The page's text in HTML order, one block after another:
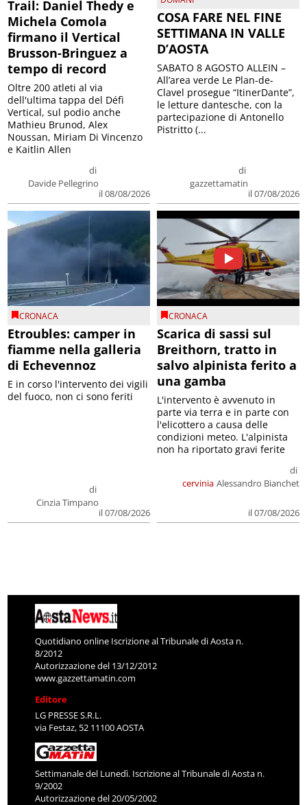
Trail: Daniel Thedy e
Michela Comola
firmano il Vertical
Brusson-Bringuez a
tempo di record
di
Davide Pellegrino
il 08/08/2026
Oltre 200 atleti al via
dell'ultima tappa del Défì
Vertical, sul podio anche
Mathieu Brunod, Alex
Noussan, Miriam Di Vincenzo
e Kaitlin Allen
COSA FARE NEL FINE
SETTIMANA IN VALLE
D’AOSTA
di
gazzettamatin
il 07/08/2026
SABATO 8 AGOSTO ALLEIN –
All’area verde Le Plan-de-
Clavel prosegue “ItinerDante”,
le letture dantesche, con la
partecipazione di Antonello
Pistritto (...
CRONACA
Etroubles: camper in
fiamme nella galleria
di Echevennoz
di
Cinzia Timpano
il 07/08/2026
E in corso l'intervento dei vigili
del fuoco, non ci sono feriti
CRONACA
Scarica di sassi sul
Breithorn, tratto in
salvo alpinista ferito a
una gamba
cervinia
di
Alessandro Bianchet
il 07/08/2026
L'intervento è avvenuto in
parte via terra e in parte con
l'elicottero a causa delle
condizioni meteo. L'alpinista
non ha riportato gravi ferite
Quotidiano online Iscrizione al Tribunale di Aosta n.
8/2012
Autorizzazione del 13/12/2012
www.gazzettamatin.com
Editore
LG PRESSE S.R.L.
via Festaz, 52 11100 AOSTA
Settimanale del Lunedì. Iscrizione al Tribunale di Aosta n.
9/2002
Autorizzazione del 20/05/2002